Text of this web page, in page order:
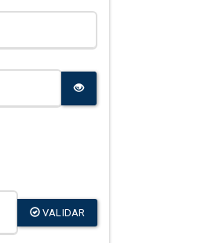
VALIDAR